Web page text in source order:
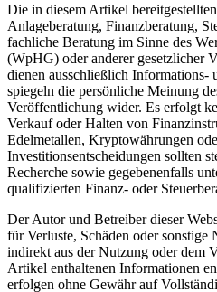
Die in diesem Artikel
Anlageberatung, Finanzberatung,
fachliche Beratung im Sinne des
(WpHG) oder anderer gesetzlicher
dienen ausschließlich Informations-
spiegeln die persönliche Meinung
Veröffentlichung wider. Es erfolgt
Verkauf oder Halten von
Edelmetallen, Kryptowährungen
Investitionsentscheidungen sollten
Recherche sowie gegebenenfalls
qualifizierten Finanz- oder
Der Autor und Betreiber dieser
für Verluste, Schäden oder sonstige
indirekt aus der Nutzung oder dem
Artikel enthaltenen Informationen
erfolgen ohne Gewähr auf